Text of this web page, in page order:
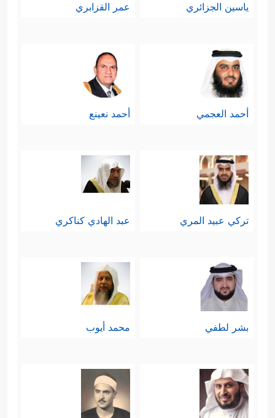
ياسين الجزائري عمر القزابري
أحمد العجمي أحمد نعينع
تركي عبيد المري عبد الهادي كناكري
بشر لطفي محمد أيوب